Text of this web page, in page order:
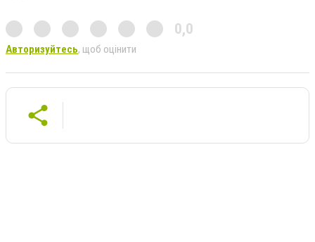
0,0
Авторизуйтесь, щоб оцінити